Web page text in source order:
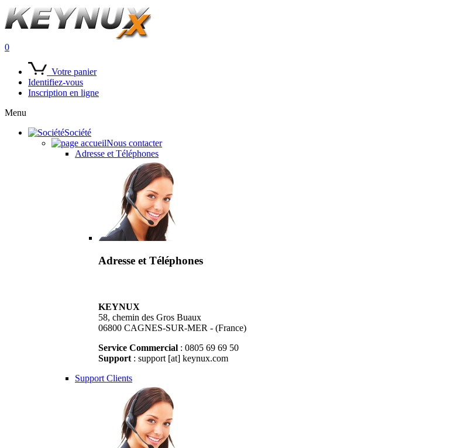
0
Votre panier
Identifiez-vous
Inscription en ligne
Menu
Société
Nous contacter
Adresse et Téléphones
Adresse et Téléphones
KEYNUX
58, chemin des Gros Buaux
06800 CAGNES-SUR-MER - (France)
Service Commercial : 0805 69 69 50
Support : support [at] keynux.com
Support Clients